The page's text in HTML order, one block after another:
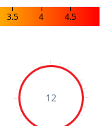
3.5 4 4.5
12